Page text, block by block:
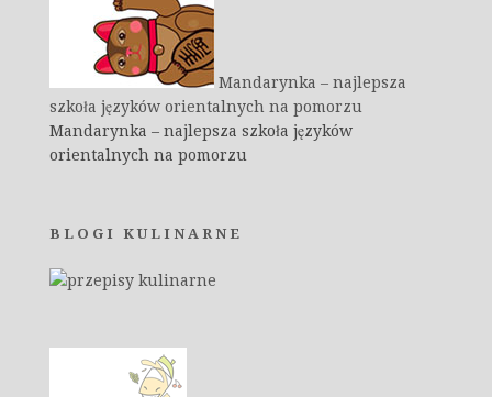
Mandarynka – najlepsza
szkoła języków orientalnych na pomorzu
Mandarynka – najlepsza szkoła języków
orientalnych na pomorzu
BLOGI KULINARNE